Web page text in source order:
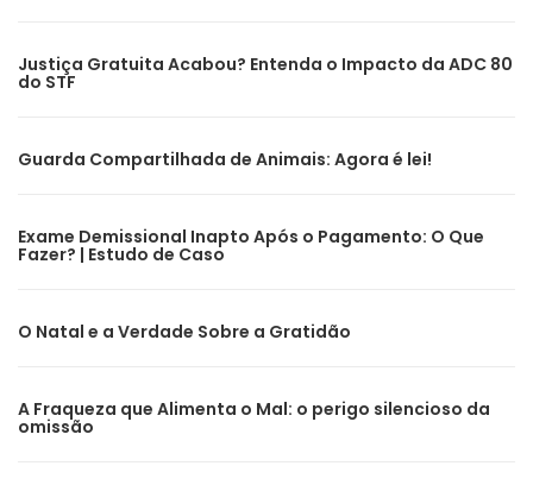
Justiça Gratuita Acabou? Entenda o Impacto da ADC 80
do STF
Guarda Compartilhada de Animais: Agora é lei!
Exame Demissional Inapto Após o Pagamento: O Que
Fazer? | Estudo de Caso
O Natal e a Verdade Sobre a Gratidão
A Fraqueza que Alimenta o Mal: o perigo silencioso da
omissão